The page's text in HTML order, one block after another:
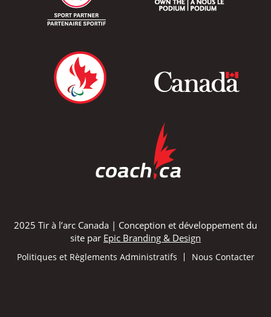
2025 Tir à l’arc Canada | Conception et développement du
site par Epic Branding & Design
Politiques et Règlements Administratifs Nous Contacter